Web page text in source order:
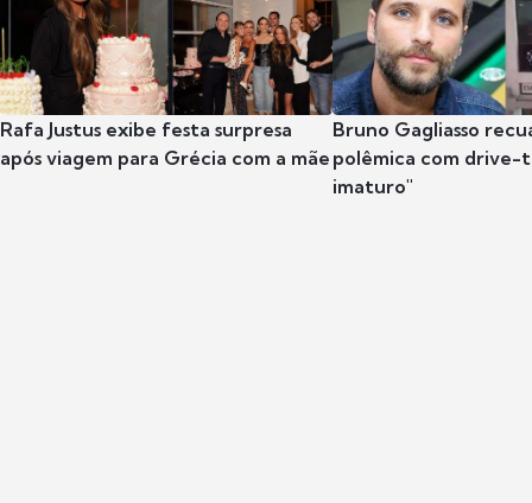
Rafa Justus exibe festa surpresa
após viagem para Grécia com a mãe
Bruno Gagliasso
polêmica com drive-
imaturo"